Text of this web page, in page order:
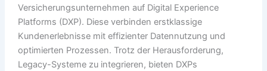
Versicherungsunternehmen auf Digital Experience
Platforms (DXP). Diese verbinden erstklassige
Kundenerlebnisse mit effizienter Datennutzung und
optimierten Prozessen. Trotz der Herausforderung,
Legacy-Systeme zu integrieren, bieten DXPs